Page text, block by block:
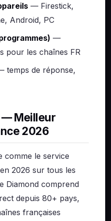
— Firestick,
Android, PC
—
pour les chaînes FR
temps de réponse,
— Meilleur
2026
comme le service
2026 sur tous les
Diamond comprend
depuis 80+ pays,
françaises